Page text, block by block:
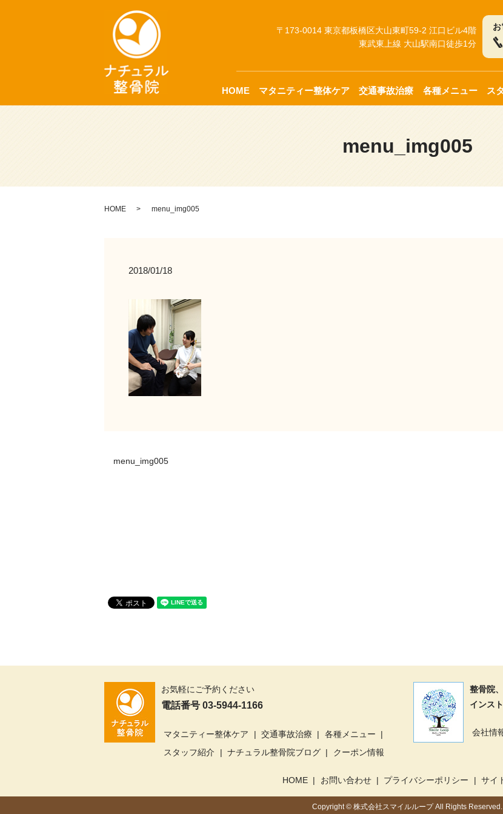
〒173-0014 東京都板橋区大山東町59-2 江口ビル4階
東武東上線 大山駅南口徒歩1分
HOME マタニティー整体ケア 交通事故治療 各種メニュー ス
menu_img005
HOME menu_img005
2018/01/18
menu_img005
お気軽にご予約ください
電話番号 03-5944-1166
マタニティー整体ケア 交通事故治療
各種メニュー
スタッフ紹介
ナチュラル整骨院ブログ クーポン情報
整骨院
インス
会社情
HOME お問い合わせ プライバシーポリシー サイ
Copyright © 株式会社スマイルループ All Rights Reserved.